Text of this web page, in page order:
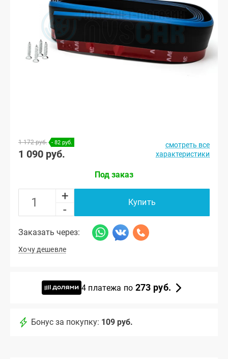
1 172 руб. - 82 руб.
1 090 руб.
смотреть все
характеристики
Под заказ
+
-
Купить
Заказать через:
Хочу дешевле
4 платежа по 273 руб.
Бонус за покупку: 109 руб.